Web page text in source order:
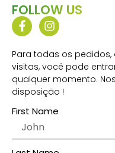
FOLLOW US
Para todas os
visitas, você pode
qualquer momento.
disposição !
First Name